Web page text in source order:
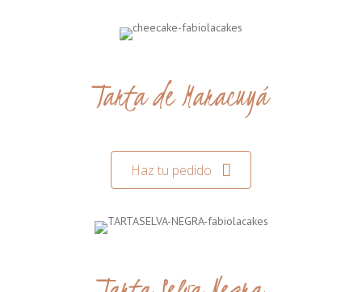
Tarta de Maracuyá
Haz tu pedido